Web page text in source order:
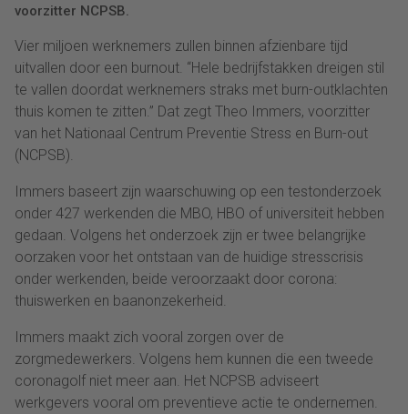
voorzitter NCPSB.
Vier miljoen werknemers zullen binnen afzienbare tijd
uitvallen door een burnout. “Hele bedrijfstakken dreigen stil
te vallen doordat werknemers straks met burn-outklachten
thuis komen te zitten.” Dat zegt Theo Immers, voorzitter
van het Nationaal Centrum Preventie Stress en Burn-out
(NCPSB).
Immers baseert zijn waarschuwing op een testonderzoek
onder 427 werkenden die MBO, HBO of universiteit hebben
gedaan. Volgens het onderzoek zijn er twee belangrijke
oorzaken voor het ontstaan van de huidige stresscrisis
onder werkenden, beide veroorzaakt door corona:
thuiswerken en baanonzekerheid.
Immers maakt zich vooral zorgen over de
zorgmedewerkers. Volgens hem kunnen die een tweede
coronagolf niet meer aan. Het NCPSB adviseert
werkgevers vooral om preventieve actie te ondernemen.